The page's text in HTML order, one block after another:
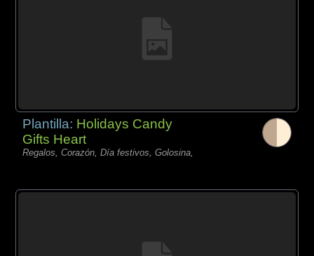
Plantilla: Holidays Candy
Gifts Heart
Regalos, Corazón, Día festivos, Golosina,